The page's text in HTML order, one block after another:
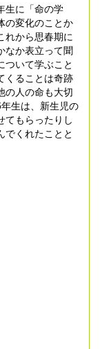
生に「命の学
の変化のことか
れから思春期に
なか表立って聞
ついて学ぶこと
くることは奇跡
の人の命も大切
生は、新生児の
てもらったりし
でくれたことと